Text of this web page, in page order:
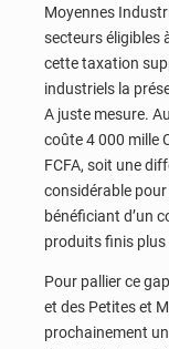
Moyennes
secteurs éligibles
cette taxation
industriels la
A juste mesure.
coûte 4 000 mille
FCFA, soit une
considérable
bénéficiant d’un
produits finis plus
Pour pallier ce
et des Petites et
prochainement